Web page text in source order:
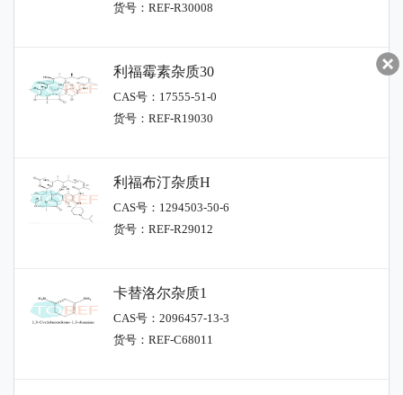
货号：REF-R30008
利福霉素杂质30
CAS号：17555-51-0
货号：REF-R19030
利福布汀杂质H
CAS号：1294503-50-6
货号：REF-R29012
卡替洛尔杂质1
CAS号：2096457-13-3
货号：REF-C68011